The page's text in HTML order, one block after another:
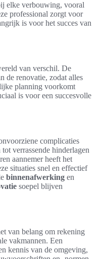
elke verbouwing, vooral
professional zorgt voor
is voor het succes van
van verschil. De
de renovatie, zodat alles
planning voorkomt
is voor een succesvolle
complicaties
verrassende hinderlagen
aannemer heeft het
situaties snel en effectief
binnenafwerking en
soepel blijven
van belang om rekening
vakmannen. Een
kennis van de omgeving,